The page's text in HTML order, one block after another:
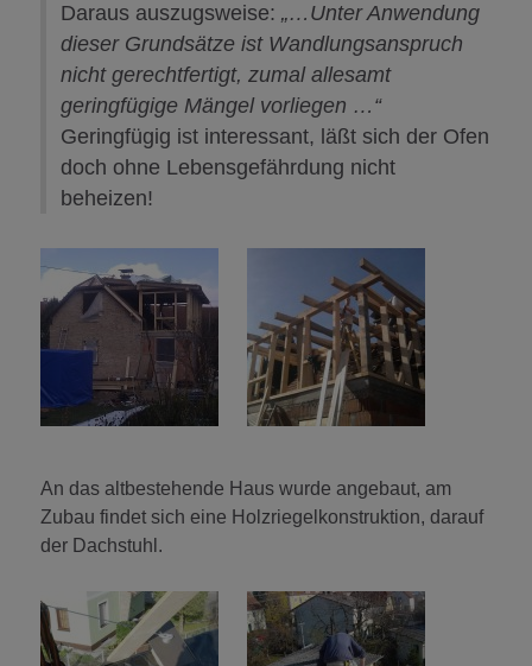
Daraus auszugsweise: „…Unter Anwendung
dieser Grundsätze ist Wandlungsanspruch
nicht gerechtfertigt, zumal allesamt
geringfügige Mängel vorliegen …“
Geringfügig ist interessant, läßt sich der Ofen
doch ohne Lebensgefährdung nicht
beheizen!
An das altbestehende Haus wurde angebaut, am
Zubau findet sich eine Holzriegelkonstruktion, darauf
der Dachstuhl.